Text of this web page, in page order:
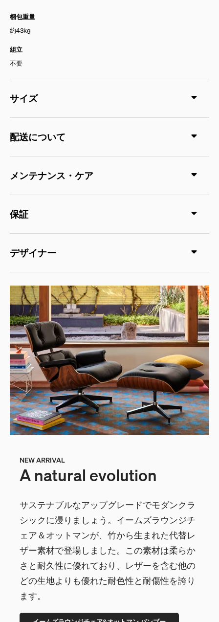
梱包重量
約43kg
組立
不要
サイズ
配送について
メンテナンス・ケア
保証
デザイナー
NEW ARRIVAL
A natural evolution
サステナブルなアップグレードでモダンクラ
シックに浸りましょう。イームズラウンジチ
ェア＆オットマンが、竹から生まれた代替レ
ザー素材で登場しました。この素材は柔らか
さと耐久性に優れており、レザーを含む他の
どの生地よりも優れた耐色性と耐傷性を誇り
ます。